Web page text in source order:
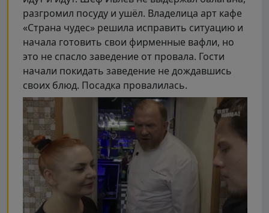
разгромил посуду и ушёл. Владелица арт кафе
«Страна чудес» решила исправить ситуацию и
начала готовить свои фирменные вафли, но
это не спасло заведение от провала. Гости
начали покидать заведение не дождавшись
своих блюд. Посадка провалилась.